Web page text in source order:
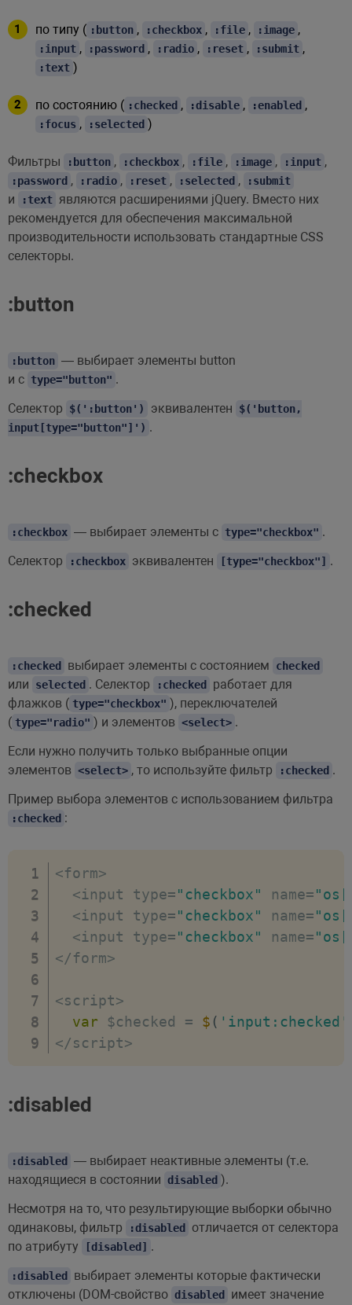
по типу ( :button , :checkbox , :file , :image ,
:input , :password , :radio , :reset , :submit ,
:text )
по состоянию ( :checked , :disable , :enabled ,
:focus , :selected )
Фильтры :button , :checkbox , :file , :image , :input ,
:password , :radio , :reset , :selected , :submit
и :text являются расширениями jQuery. Вместо них
рекомендуется для обеспечения максимальной
производительности использовать стандартные CSS
селекторы.
:button
:button — выбирает элементы button
и с type="button" .
Селектор
$(':button') эквивалентен
$('button,
input[type="button"]') .
:checkbox
:checkbox — выбирает элементы с type="checkbox" .
Селектор
:checkbox эквивалентен [type="checkbox"] .
:checked
:checked выбирает элементы с состоянием checked
или selected . Селектор :checked работает для
флажков ( type="checkbox" ), переключателей
( type="radio" ) и элементов <select> .
Если нужно получить только выбранные опции
элементов <select> , то используйте фильтр :checked .
Пример выбора элементов с использованием фильтра
:checked :
<form>
<input type="checkbox" name=
<input type="checkbox" name=
<input type="checkbox" name=
</form>
<script>
var $checked = $ ( 'input:checked'
</script>
:disabled
:disabled — выбирает неактивные элементы (т.е.
находящиеся в состоянии disabled ).
Несмотря на то, что результирующие выборки обычно
одинаковы, фильтр
:disabled отличается от селектора
по атрибуту
[disabled] .
:disabled выбирает элементы которые фактически
отключены (DOM-свойство disabled имеет значение